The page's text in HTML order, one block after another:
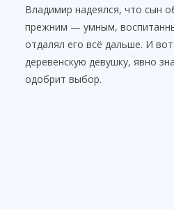
Владимир надеялся, что сын
прежним — умным,
отдалял его всё дальше. И
деревенскую девушку, явно
одобрит выбор.